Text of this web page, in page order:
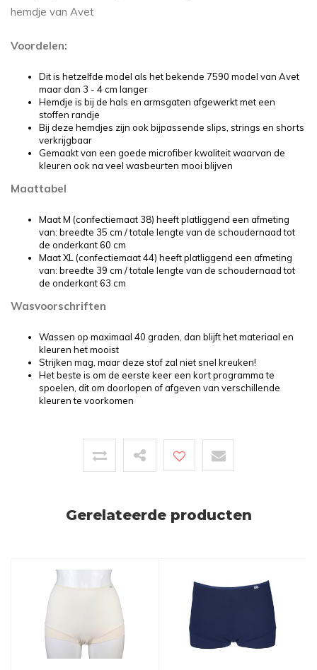
hemdje van Avet
Voordelen:
Dit is hetzelfde model als het bekende 7590 model van Avet
maar dan 3 - 4 cm langer
Hemdje is bij de hals en armsgaten afgewerkt met een
stoffen randje
Bij deze hemdjes zijn ook bijpassende slips, strings en shorts
verkrijgbaar
Gemaakt van een goede microfiber kwaliteit waarvan de
kleuren ook na veel wasbeurten mooi blijven
Maattabel
Maat M (confectiemaat 38) heeft platliggend een afmeting
van: breedte 35 cm / totale lengte van de schoudernaad tot
de onderkant 60 cm
Maat XL (confectiemaat 44) heeft platliggend een afmeting
van: breedte 39 cm / totale lengte van de schoudernaad tot
de onderkant 63 cm
Wasvoorschriften
Wassen op maximaal 40 graden, dan blijft het materiaal en
kleuren het mooist
Strijken mag, maar deze stof zal niet snel kreuken!
Het beste is om de eerste keer een kort programma te
spoelen, dit om doorlopen of afgeven van verschillende
kleuren te voorkomen
Gerelateerde producten